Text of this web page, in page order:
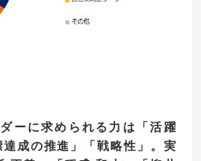
ーに求められる力は「活躍
成の推進」「戦略性」。 実